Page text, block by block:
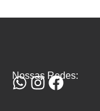
Nossas Redes: